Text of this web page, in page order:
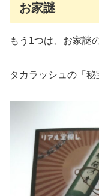
お家謎
もう1つは、お家謎
タカラッシュの「秘